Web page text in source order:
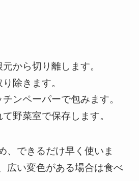
から切り離します。
除きます。
ンペーパーで包みます。
野菜室で保存します。
、できるだけ早く使いま
広い変色がある場合は食べ